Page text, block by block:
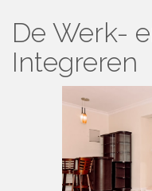
De Werk-
Integreren